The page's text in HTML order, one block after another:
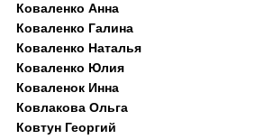
Коваленко Анна
Коваленко Галина
Коваленко Наталья
Коваленко Юлия
Коваленок Инна
Ковлакова Ольга
Ковтун Георгий